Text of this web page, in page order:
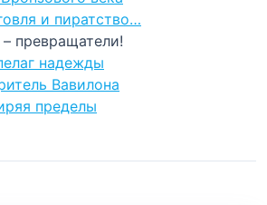
и пиратство…
превращатели!
надежды
Вавилона
пределы